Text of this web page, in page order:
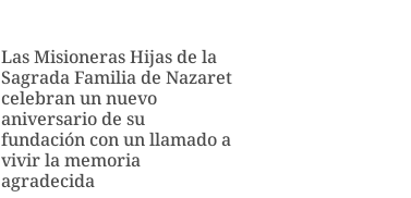
Las Misioneras Hijas de la
Sagrada Familia de Nazaret
celebran un nuevo
aniversario de su
fundación con un llamado a
vivir la memoria
agradecida